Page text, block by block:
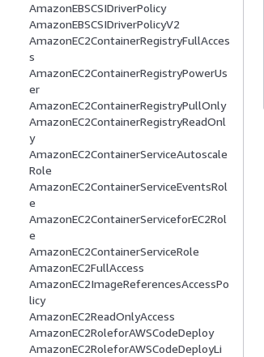
AmazonEBSCSIDriverPolicy
AmazonEBSCSIDriverPolicyV2
AmazonEC2ContainerRegistryFullAcces
s
AmazonEC2ContainerRegistryPowerUs
er
AmazonEC2ContainerRegistryPullOnly
AmazonEC2ContainerRegistryReadOnl
y
AmazonEC2ContainerServiceAutoscale
Role
AmazonEC2ContainerServiceEventsRol
e
AmazonEC2ContainerServiceforEC2Rol
e
AmazonEC2ContainerServiceRole
AmazonEC2FullAccess
AmazonEC2ImageReferencesAccessPo
licy
AmazonEC2ReadOnlyAccess
AmazonEC2RoleforAWSCodeDeploy
AmazonEC2RoleforAWSCodeDeployLi